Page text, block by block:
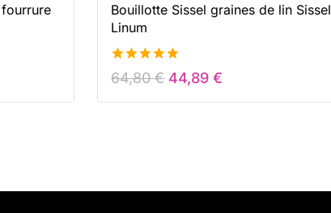
Bouillotte Sissel graines de lin Sissel
Linum
4.93
de 5
64,80€ 44,89€